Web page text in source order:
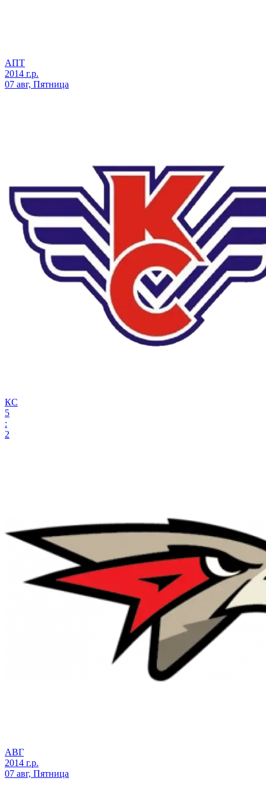
АПТ
2014 г.р.
07 авг, Пятница
КС
5
:
2
АВГ
2014 г.р.
07 авг, Пятница